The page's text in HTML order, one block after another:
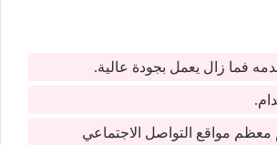
فما زال يعمل بجودة عالية.
معظم مواقع التواصل الاجتماعي